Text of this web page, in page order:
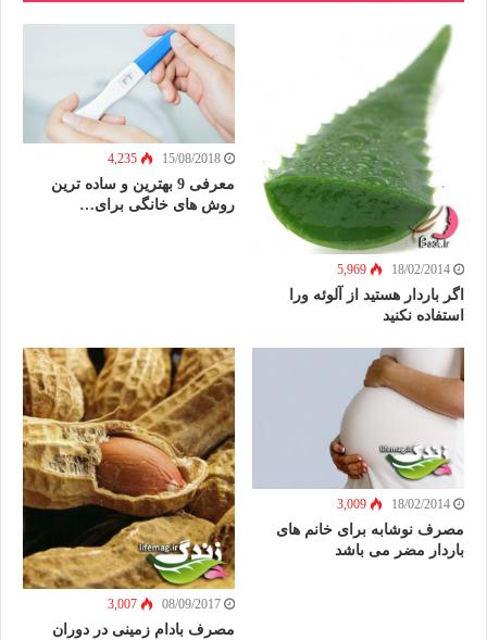
18/02/2014
5,969
اگر باردار هستید از آلوئه ورا
استفاده نکنید
15/08/2018
4,235
معرفی 9 بهترین و ساده ترین
روش های خانگی برای…
18/02/2014
3,009
مصرف نوشابه برای خانم های
باردار مضر می باشد
08/09/2017
3,007
مصرف بادام زمینی در دوران